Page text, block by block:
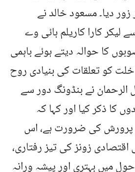
دیا۔ مسعود خالد نے
کارا کاریلم ہائی وے
کا حوالہ دیتے ہوئے باہمی
کو تعلقات کی بنیادی روح
الرحمان نے بنڈونگ دور سے
کا ذکر کیا اور کہا کہ
کی ضرورت ہے، اس
زونز کی تیز رفتاری،
میں بہتری اور پیشہ ورانہ